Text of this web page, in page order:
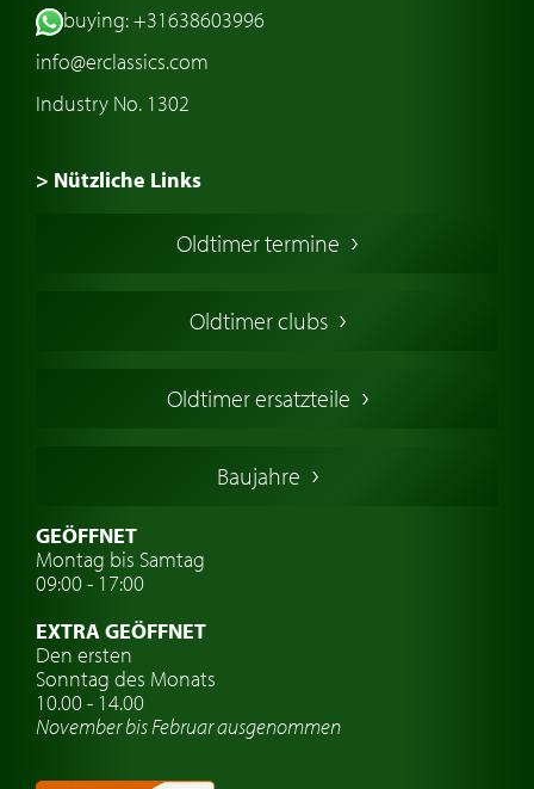
buying: +31638603996
info@erclassics.com
Industry No. 1302
> Nützliche Links
Oldtimers in Europa
Englische Oldtimer
Deutsche Oldtimer
Schwedische Oldtimer
Oldtimer mit h-kennzeichen
Auto Oldtimer Markt
Oldtimer-Versicherung
Oldtimer-Clubs
Oldtimer-Reisen
Oldtimer termine
Oldtimer clubs
Oldtimer ersatzteile
Baujahre
GEÖFFNET
Montag bis Samtag
09:00 - 17:00
EXTRA GEÖFFNET
Den ersten
Sonntag des Monats
10.00 - 14.00
November bis Februar ausgenommen